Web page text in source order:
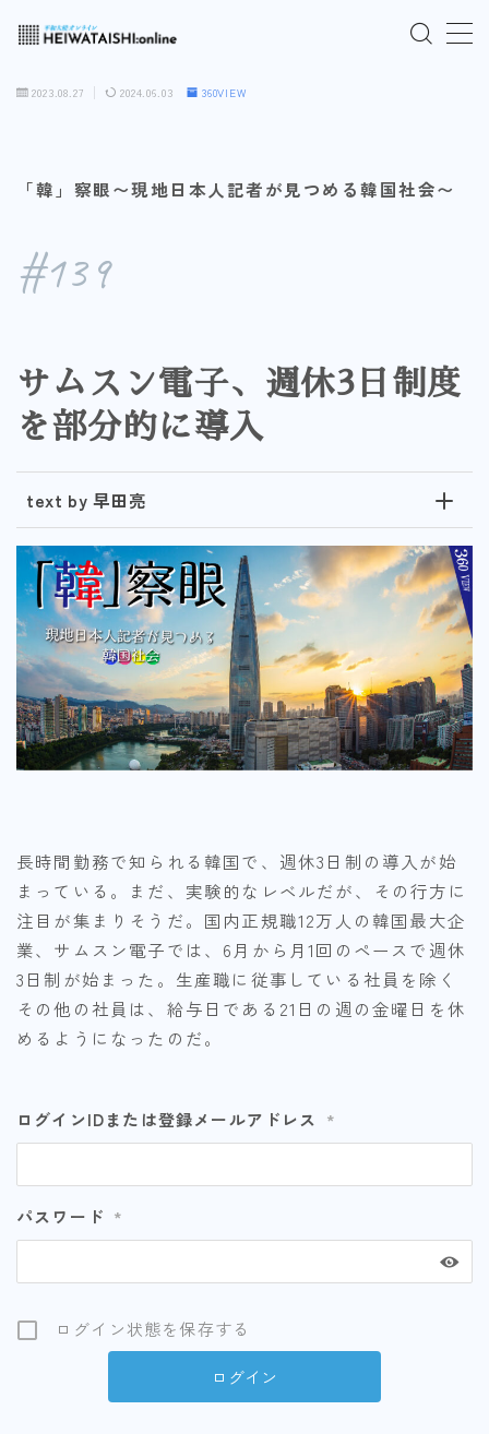
「HEIWATAISHI:online」について
よくあるご質問
2023.08.27 2024.06.03 360VIEW
「韓」察眼〜現地日本人記者が見つめる韓国社会〜
#139
サムスン電子、週休3日制度
を部分的に導入
text by 早田亮
長時間勤務で知られる韓国で、週休3日制の導入が始
まっている。まだ、実験的なレベルだが、その行方に
注目が集まりそうだ。国内正規職12万人の韓国最大企
業、サムスン電子では、6月から月1回のペースで週休
3日制が始まった。生産職に従事している社員を除く
その他の社員は、給与日である21日の週の金曜日を休
めるようになったのだ。
ログインIDまたは登録メールアドレス *
パスワード *
ログイン状態を保存する